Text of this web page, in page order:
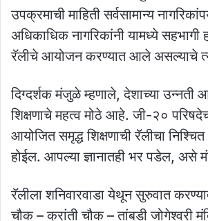
उपक्रमाची माहिती सर्वसामान्य
अधिकाधिक नागरिकांनी यामध्ये सहभागी
रॅलीचे आयोजन करण्यात आले असल्याचे
दिग्दर्शक मंजुळे म्हणाले, देशाच्या उन्नती
शिक्षणाचे महत्व मोठे आहे. जी-२०
आयोजित समृद्ध शिक्षणाची रॅलीचा
होईल. आपल्या ज्ञानातही भर पडेल, असे
रॅलीला शनिवारवाडा येथून सुरुवात
चौक – क्रांती चौक – तांबडी जोगेश्वरी